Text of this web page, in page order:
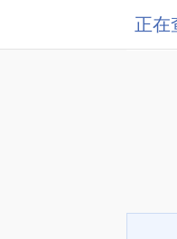
正在